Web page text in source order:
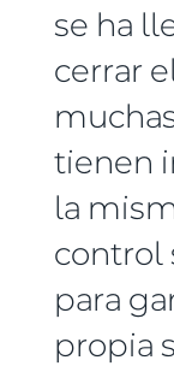
se ha
cerrar
tienen
la
control
para
propia